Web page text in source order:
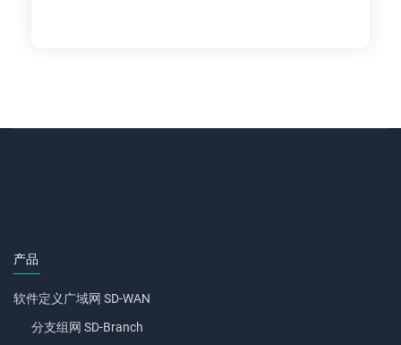
产品
软件定义广域网 SD-WAN
分支组网 SD-Branch